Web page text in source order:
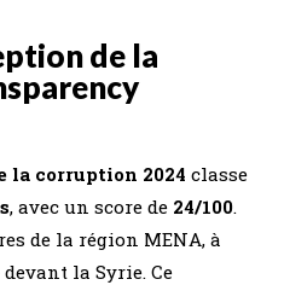
de la
la corruption 2024 classe
, avec un score de 24/100.
de la région MENA, à
la Syrie. Ce